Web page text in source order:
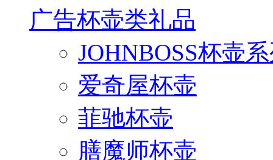
广告杯壶类礼品
JOHNBOSS杯壶
爱奇屋杯壶
菲驰杯壶
膳魔师杯壶